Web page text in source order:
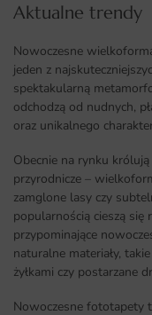
Aktualne trendy​
Nowoczesne
jeden z
spektakularną
odchodzą od nudnych,
oraz unikalnego
Obecnie na rynku
przyrodnicze –
zamglone lasy czy
popularnością cieszą
przypominające
naturalne materiały,
żyłkami czy postarzane
Nowoczesne fototapety